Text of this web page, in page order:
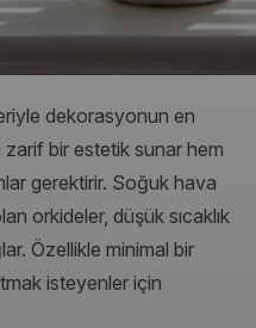
dekorasyonun en
bir estetik sunar hem
gerektirir. Soğuk hava
orkideler, düşük sıcaklık
Özellikle minimal bir
isteyenler için